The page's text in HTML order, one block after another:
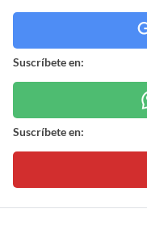
Suscríbete en:
Suscríbete en: